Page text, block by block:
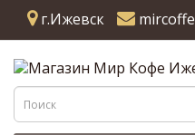
г.Ижевск